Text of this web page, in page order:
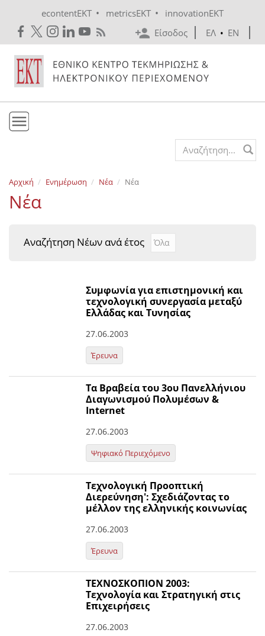
econtentEKT • metricsEKT •
innovationEKT
Είσοδος
ΕΛ • EN
Εκδόσεις
Ενημέρωση
Search form
Αρχική Ενημέρωση Νέα Νέα
Νέα
Αναζήτηση Νέων ανά έτος Αναζήτηση Νέων ανά
Year
Συμφωνία για επιστημονική και
τεχνολογική συνεργασία μεταξύ
Ελλάδας και Τυνησίας
27.06.2003
Έρευνα
Τα Βραβεία του 3ου Πανελλήνιου
Διαγωνισμού Πολυμέσων &
Internet
27.06.2003
Ψηφιακό Περιεχόμενο
Τεχνολογική Προοπτική
Διερεύνηση': Σχεδιάζοντας το
μέλλον της ελληνικής κοινωνίας
27.06.2003
Έρευνα
ΤΕΧΝΟΣΚΟΠΙΟΝ 2003:
Τεχνολογία και Στρατηγική στις
Επιχειρήσεις
27.06.2003